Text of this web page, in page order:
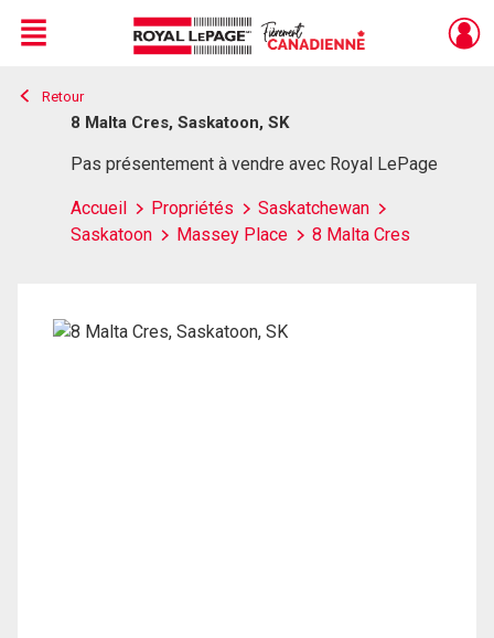
Live
En Direct
Menu
Retour
8 Malta Cres, Saskatoon, SK
Pas présentement à vendre avec Royal LePage
Accueil Propriétés
Saskatchewan
Saskatoon
Massey Place 8 Malta Cres